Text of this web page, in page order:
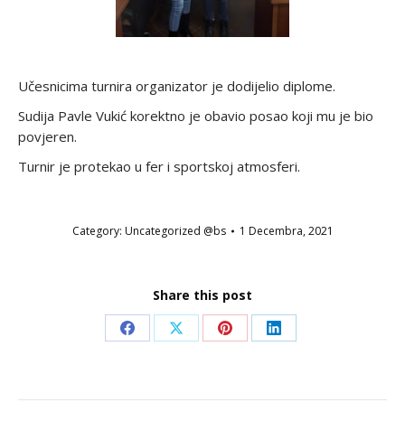
Učesnicima turnira organizator je dodijelio diplome.
Sudija Pavle Vukić korektno je obavio posao koji mu je bio
povjeren.
Turnir je protekao u fer i sportskoj atmosferi.
Category: Uncategorized @bs 1 Decembra, 2021
Share this post
Share Share Share Share